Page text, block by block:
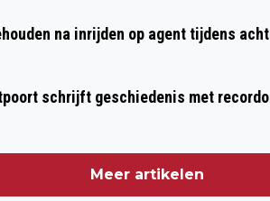
na inrijden op agent tijdens
schrijft geschiedenis met
Meer artikelen